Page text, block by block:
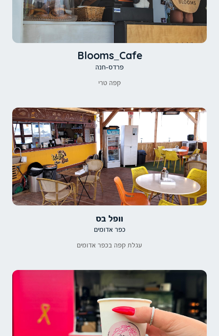
Blooms_Cafe
פרדס-חנה
קפה טרי
וופל בס
כפר אדומים
עגלת קפה בכפר אדומים